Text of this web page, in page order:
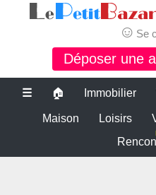
☺ Se
Déposer une
☰ 🏠 Immobilier
Maison Loisirs